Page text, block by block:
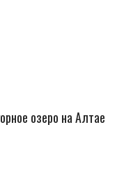
озеро на Алтае